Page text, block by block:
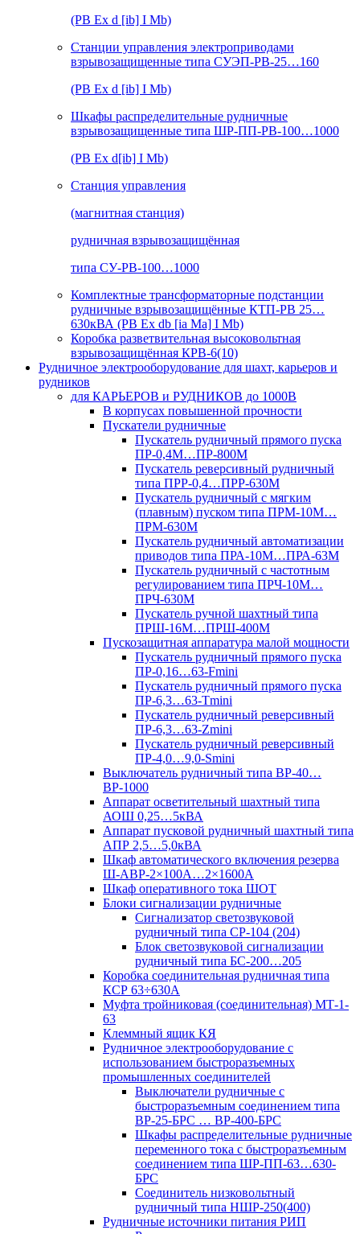
(РВ Ex d [ib] I Mb)
Станции управления электроприводами
взрывозащищенные типа СУЭП-РВ-25…160
(РВ Ex d [ib] I Mb)
Шкафы распределительные рудничные
взрывозащищенные типа ШР-ПП-РВ-100…1000
(РВ Ex d[ib] I Mb)
Станция управления
(магнитная станция)
рудничная взрывозащищённая
типа СУ-РВ-100…1000
Комплектные трансформаторные подстанции
рудничные взрывозащищённые КТП-РВ 25…
630кВА (РВ Ex db [ia Ma] I Mb)
Коробка разветвительная высоковольтная
взрывозащищённая КРВ-6(10)
Рудничное электрооборудование для шахт, карьеров и
рудников
для КАРЬЕРОВ и РУДНИКОВ до 1000В
В корпусах повышенной прочности
Пускатели рудничные
Пускатель рудничный прямого пуска
ПР-0,4М…ПР-800М
Пускатель реверсивный рудничный
типа ПРР-0,4…ПРР-630М
Пускатель рудничный с мягким
(плавным) пуском типа ПРМ-10М…
ПРМ-630М
Пускатель рудничный автоматизации
приводов типа ПРА-10М…ПРА-63М
Пускатель рудничный с частотным
регулированием типа ПРЧ-10М…
ПРЧ-630М
Пускатель ручной шахтный типа
ПРШ-16М…ПРШ-400М
Пускозащитная аппаратура малой мощности
Пускатель рудничный прямого пуска
ПР-0,16…63-Fmini
Пускатель рудничный прямого пуска
ПР-6,3…63-Tmini
Пускатель рудничный реверсивный
ПР-6,3…63-Zmini
Пускатель рудничный реверсивный
ПР-4,0…9,0-Smini
Выключатель рудничный типа ВР-40…
ВР-1000
Аппарат осветительный шахтный типа
АОШ 0,25…5кВА
Аппарат пусковой рудничный шахтный типа
АПР 2,5…5,0кВА
Шкаф автоматического включения резерва
Ш-АВР-2×100А…2×1600А
Шкаф оперативного тока ШОТ
Блоки сигнализации рудничные
Сигнализатор светозвуковой
рудничный типа СР-104 (204)
Блок светозвуковой сигнализации
рудничный типа БС-200…205
Коробка соединительная рудничная типа
КСР 63÷630А
Муфта тройниковая (соединительная) МТ-1-
63
Клеммный ящик КЯ
Рудничное электрооборудование с
использованием быстроразъемных
промышленных соединителей
Выключатели рудничные с
быстроразъемным соединением типа
ВР-25-БРС … ВР-400-БРС
Шкафы распределительные рудничные
переменного тока с быстроразъемным
соединением типа ШР-ПП-63…630-
БРС
Соединитель низковольтный
рудничный типа НШР-250(400)
Рудничные источники питания РИП